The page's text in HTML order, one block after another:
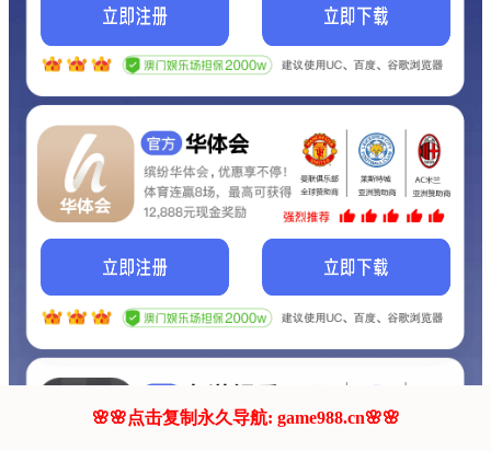
我们的网站正在建设.
它将是非常棒的网站.
联系我们!